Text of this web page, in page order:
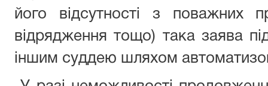
його відсутності з поважних
відрядження тощо) така заява
іншим суддею шляхом